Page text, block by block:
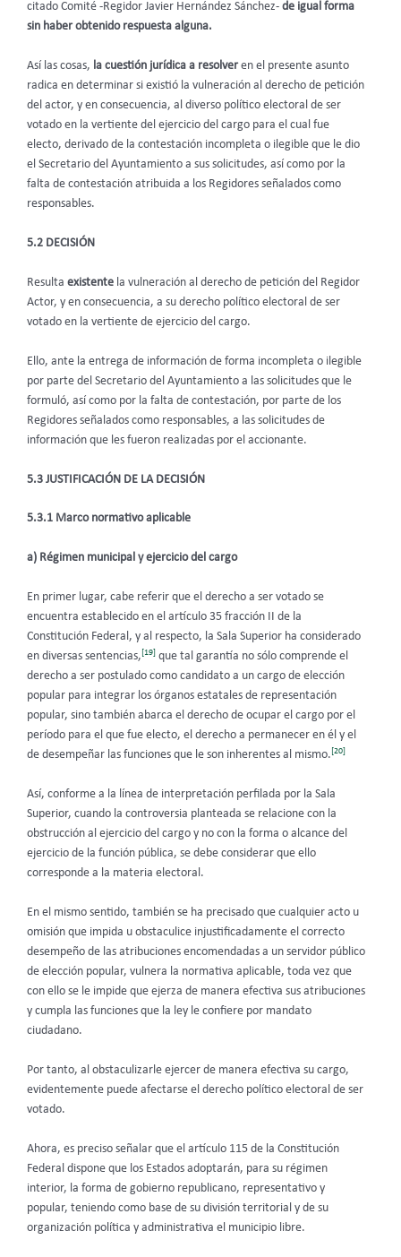
citado Comité -Regidor Javier Hernández Sánchez- de igual forma
sin haber obtenido respuesta alguna.
Así las cosas, la cuestión jurídica a resolveren el presente asunto
radica en determinar si existió la vulneración al derecho de petición
del actor, y en consecuencia, al diverso político electoral de ser
votado en la vertiente del ejercicio del cargo para el cual fue
electo, derivado de la contestación incompleta o ilegible que le dio
el Secretario del Ayuntamiento a sus solicitudes, así como por la
falta de contestación atribuida a los Regidores señalados como
responsables.
5.2 DECISIÓN
Resulta existente la vulneración al derecho de petición del Regidor
Actor, y en consecuencia, a su derecho político electoral de ser
votado en la vertiente de ejercicio del cargo.
Ello, ante la entrega de información de forma incompleta o ilegible
por parte del Secretario del Ayuntamiento a las solicitudes que le
formuló, así como por la falta de contestación, por parte de los
Regidores señalados como responsables, a las solicitudes de
información que les fueron realizadas por el accionante.
5.3 JUSTIFICACIÓN DE LA DECISIÓN
5.3.1 Marco normativo aplicable
a) Régimen municipal y ejercicio del cargo
En primer lugar, cabe referir que el derecho a ser votado se
encuentra establecido en el artículo 35 fracción II de la
Constitución Federal, y al respecto, la Sala Superior ha considerado
en diversas sentencias,[19] que tal garantía no sólo comprende el
derecho a ser postulado como candidato a un cargo de elección
popular para integrar los órganos estatales de representación
popular, sino también abarca el derecho de ocupar el cargo por el
período para el que fue electo, el derecho a permanecer en él y el
de desempeñar las funciones que le son inherentes al mismo.[20]
Así, conforme a la línea de interpretación perfilada por la Sala
Superior, cuando la controversia planteada se relacione con la
obstrucción al ejercicio del cargo y no con la forma o alcance del
ejercicio de la función pública, se debe considerar que ello
corresponde a la materia electoral.
En el mismo sentido, también se ha precisado que cualquier acto u
omisión que impida u obstaculice injustificadamente el correcto
desempeño de las atribuciones encomendadas a un servidor público
de elección popular, vulnera la normativa aplicable, toda vez que
con ello se le impide que ejerza de manera efectiva sus atribuciones
y cumpla las funciones que la ley le confiere por mandato
ciudadano.
Por tanto, al obstaculizarle ejercer de manera efectiva su cargo,
evidentemente puede afectarse el derecho político electoral de ser
votado.
Ahora, es preciso señalar que el artículo 115 de la Constitución
Federal dispone que los Estados adoptarán, para su régimen
interior, la forma de gobierno republicano, representativo y
popular, teniendo como base de su división territorial y de su
organización política y administrativa el municipio libre.